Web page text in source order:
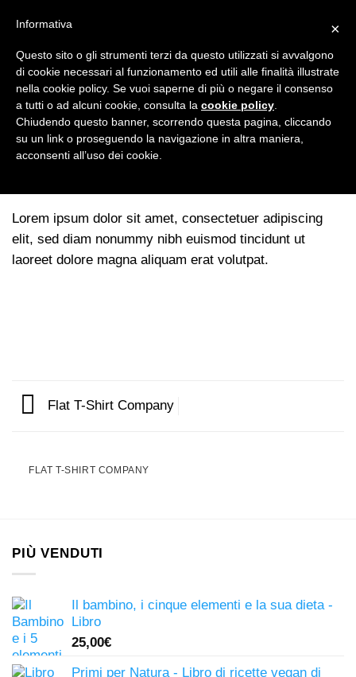
contenuti
NEWSLETTER
Lookbook
Lorem ipsum dolor sit amet, consectetuer adipiscing
elit, sed diam nonummy nibh euismod tincidunt ut
laoreet dolore magna aliquam erat volutpat.
Flat T-Shirt Company
FLAT T-SHIRT COMPANY
PIÙ VENDUTI
Il bambino, i cinque elementi e la sua dieta -
Libro
25,00€
Primi per Natura - Libro di ricette vegan di
×
Informativa
Questo sito o gli strumenti terzi da questo utilizzati si avvalgono
di cookie necessari al funzionamento ed utili alle finalità illustrate
nella cookie policy. Se vuoi saperne di più o negare il consenso
a tutti o ad alcuni cookie, consulta la cookie policy
Chiudendo questo banner, scorrendo questa pagina, cliccando
su un link o proseguendo la navigazione in altra maniera,
acconsenti all’uso dei cookie.